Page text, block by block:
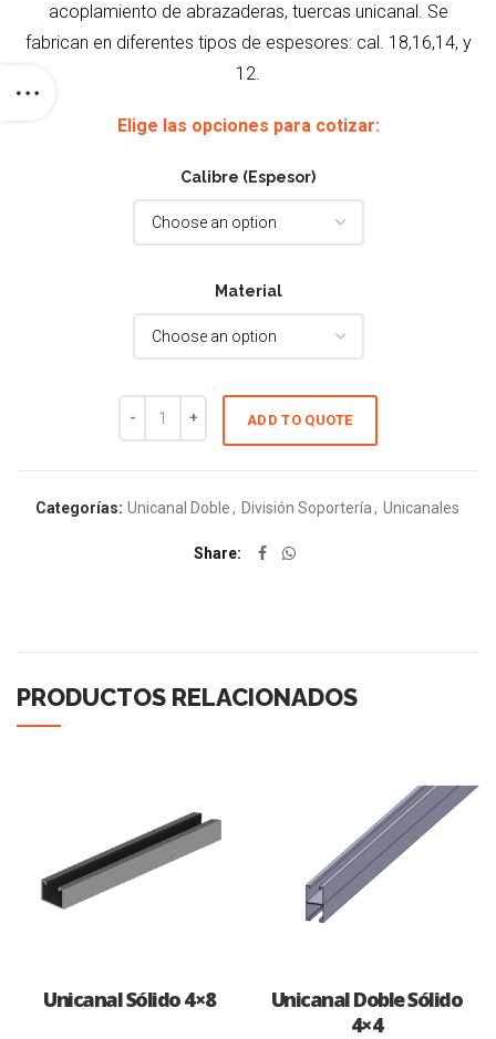
acoplamiento de abrazaderas, tuercas unicanal. Se
fabrican en diferentes tipos de espesores: cal. 18,16,14, y
12.
Elige las opciones para cotizar:
Calibre (Espesor)
Material
ADD TO QUOTE
Categorías: Unicanal Doble, División Soportería, Unicanales
Share
PRODUCTOS RELACIONADOS
Unicanal Sólido 4×8
Unicanal Doble Sólido
4×4